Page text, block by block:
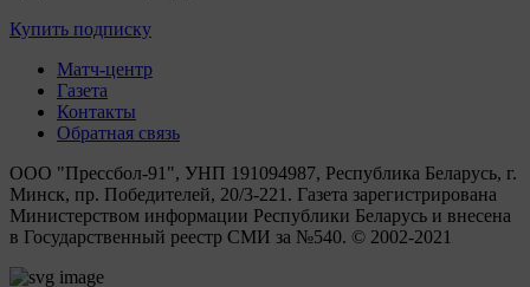
Купить подписку
Матч-центр
Газета
Контакты
Обратная связь
ООО "Прессбол-91", УНП 191094987, Республика Беларусь, г.
Минск, пр. Победителей, 20/3-221. Газета зарегистрирована
Министерством информации Республики Беларусь и внесена
в Государственный реестр СМИ за №540. © 2002-2021